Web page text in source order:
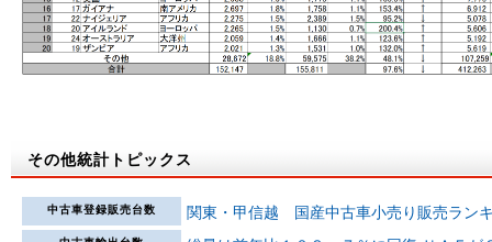
その他統計トピックス
中古車登録販売台数 関東・甲信越 国産中古車小売り販売ラン